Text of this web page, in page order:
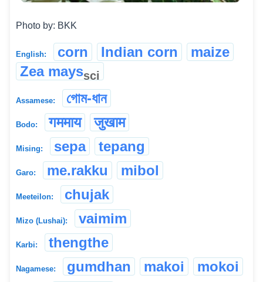
Photo by: BKK
English: corn Indian corn
maize
Zea mayssci
Assamese: গোম-ধান
Bodo: गममाय जुखाम
Mising: sepa tepang
Garo: me.rakku mibol
Meeteilon: chujak
Mizo (Lushai): vaimim
Karbi: thengthe
Nagamese: gumdhan makoi mokoi